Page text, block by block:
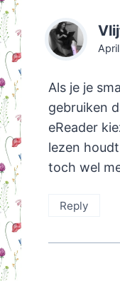
Als je je
gebruiken
eReader
lezen
toch wel
Reply